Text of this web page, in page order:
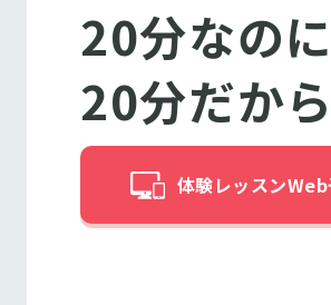
20分なのに
20分だから
体験レッスン